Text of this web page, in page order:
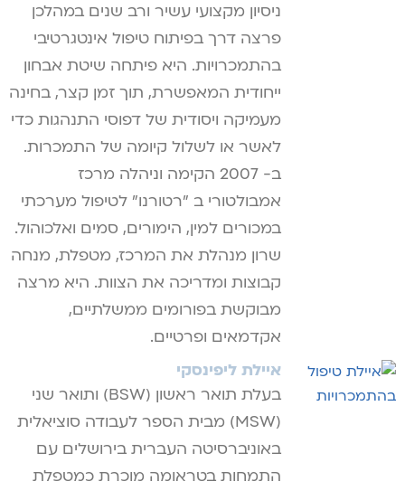
ניסיון מקצועי עשיר ורב שנים במהלכן
פרצה דרך בפיתוח טיפול אינטגרטיבי
בהתמכרויות. היא פיתחה שיטת אבחון
ייחודית המאפשרת, תוך זמן קצר, בחינה
מעמיקה ויסודית של דפוסי התנהגות כדי
לאשר או לשלול קיומה של התמכרות.
ב- 2007 הקימה וניהלה מרכז
אמבולטורי ב "רטורנו" לטיפול מערכתי
במכורים למין, הימורים, סמים ואלכוהול.
שרון מנהלת את המרכז, מטפלת, מנחה
קבוצות ומדריכה את הצוות. היא מרצה
מבוקשת בפורומים ממשלתיים,
אקדמאים ופרטיים.
איילת ליפינסקי
בעלת תואר ראשון (BSW) ותואר שני
(MSW) מבית הספר לעבודה סוציאלית
באוניברסיטה העברית בירושלים עם
התמחות בטראומה מוכרת כמטפלת